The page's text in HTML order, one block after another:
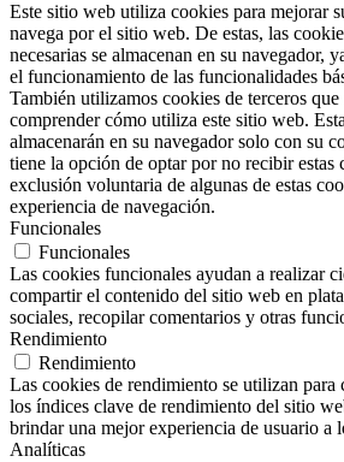
Este sitio web utiliza cookies para mejorar
navega por el sitio web. De estas, las
necesarias se almacenan en su navegador,
el funcionamiento de las funcionalidades
También utilizamos cookies de terceros
comprender cómo utiliza este sitio web.
almacenarán en su navegador solo con su
tiene la opción de optar por no recibir estas
exclusión voluntaria de algunas de estas
experiencia de navegación.
Funcionales
Funcionales
Las cookies funcionales ayudan a realizar
compartir el contenido del sitio web en
sociales, recopilar comentarios y otras
Rendimiento
Rendimiento
Las cookies de rendimiento se utilizan para
los índices clave de rendimiento del sitio
brindar una mejor experiencia de usuario a
Analíticas